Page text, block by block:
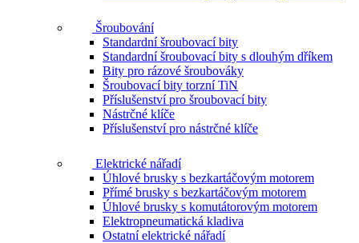
Šroubování
Standardní šroubovací bity
Standardní šroubovací bity s dlouhým dříkem
Bity pro rázové šroubováky
Šroubovací bity torzní TiN
Příslušenství pro šroubovací bity
Nástrčné klíče
Příslušenství pro nástrčné klíče
Elektrické nářadí
Úhlové brusky s bezkartáčovým motorem
Přímé brusky s bezkartáčovým motorem
Úhlové brusky s komutátorovým motorem
Elektropneumatická kladiva
Ostatní elektrické nářadí